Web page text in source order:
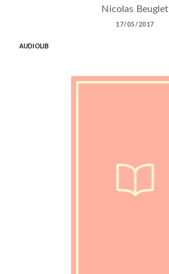
Nicolas Beuglet
17/05/2017
AUDIOLIB